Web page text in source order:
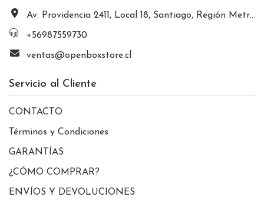
Av. Providencia 2411, Local 18, Santiago, Región Metropolitana, Chile
+56987559730
ventas@openboxstore.cl
Servicio al Cliente
CONTACTO
Términos y Condiciones
GARANTÍAS
¿CÓMO COMPRAR?
ENVÍOS Y DEVOLUCIONES